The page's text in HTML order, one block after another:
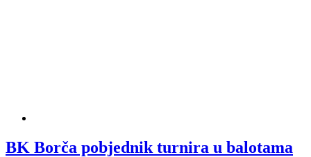
BK Borča pobjednik turnira u balotama